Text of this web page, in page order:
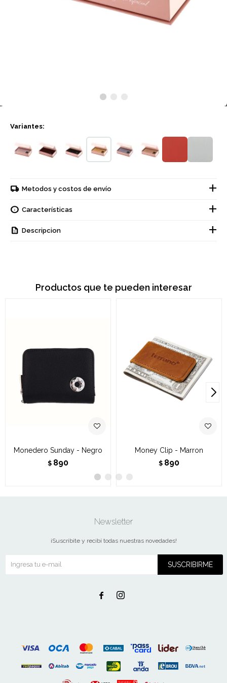
Variantes:
Metodos y costos de envío
Características
Descripcion
Productos que te pueden interesar
Monedero Sunday - Negro
$ 890
Money Clip - Marron
$ 890
Newsletter
¡Suscribite y recibí todas nuestras novedades!
SUSCRIBIRME
 